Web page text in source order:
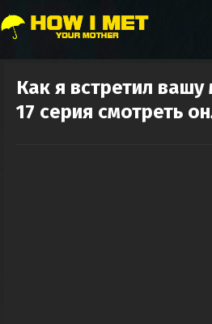
Как я встретил вашу
17 серия смотреть